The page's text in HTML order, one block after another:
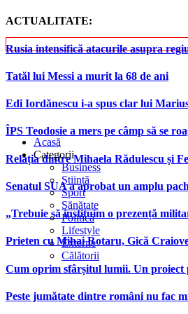
ACTUALITATE:
Rusia intensifică atacurile asupra
Tatăl lui Messi a murit la 68 de ani
Edi Iordănescu i-a spus clar lui
ÎPS Teodosie a mers pe câmp să se
Relația dintre Mihaela Rădulescu și
Senatul SUA a aprobat un amplu
„Trebuie să instituim o prezență
Prieten cu Mihai Rotaru, Gică
Cum oprim sfârșitul lumii. Un proiect
Peste jumătate dintre români nu fac
Acasă
Categorii
Business
Știință
Sport
Sănătate
Politică
Lifestyle
Externe
Călătorii